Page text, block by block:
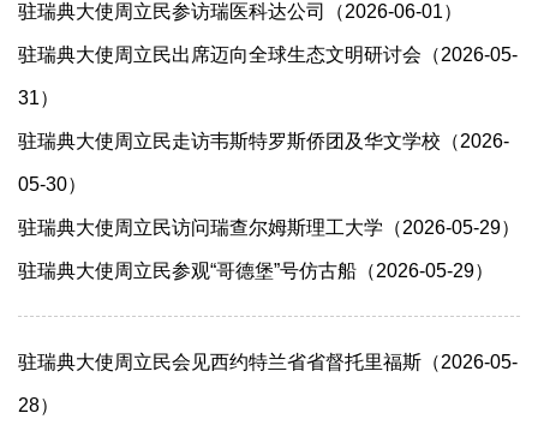
驻瑞典大使周立民参访瑞医科达公司（2026-06-01）
驻瑞典大使周立民出席迈向全球生态文明研讨会（2026-05-
31）
驻瑞典大使周立民走访韦斯特罗斯侨团及华文学校（2026-
05-30）
驻瑞典大使周立民访问瑞查尔姆斯理工大学（2026-05-29）
驻瑞典大使周立民参观“哥德堡”号仿古船（2026-05-29）
驻瑞典大使周立民会见西约特兰省省督托里福斯（2026-05-
28）